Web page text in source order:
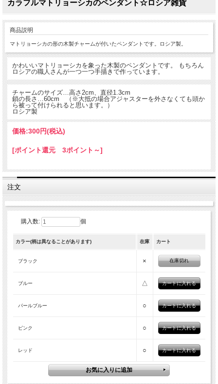
カラフルマトリョーシカのペンダント☆ロシア雑貨
商品説明
マトリョーシカの形の木製チャームが付いたペンダントです。ロシア製。
かわいいマトリョーシカを象った木製のペンダントです。 もちろん
ロシアの職人さんが一つ一つ手描きで作っています。
チャームのサイズ…高さ2cm、直径1.3cm
鎖の長さ…60cm （※大抵の場合アジャスターを外さなくても頭か
ら被って付けられると思います。）
ロシア製
価格:300円(税込)
[ポイント還元 3ポイント～]
注文
購入数: 個
カラー(柄は異なることがあります) 在庫 カート
ブラック × 在庫切れ
ブルー △
パールブルー ○
ピンク ○
レッド ○